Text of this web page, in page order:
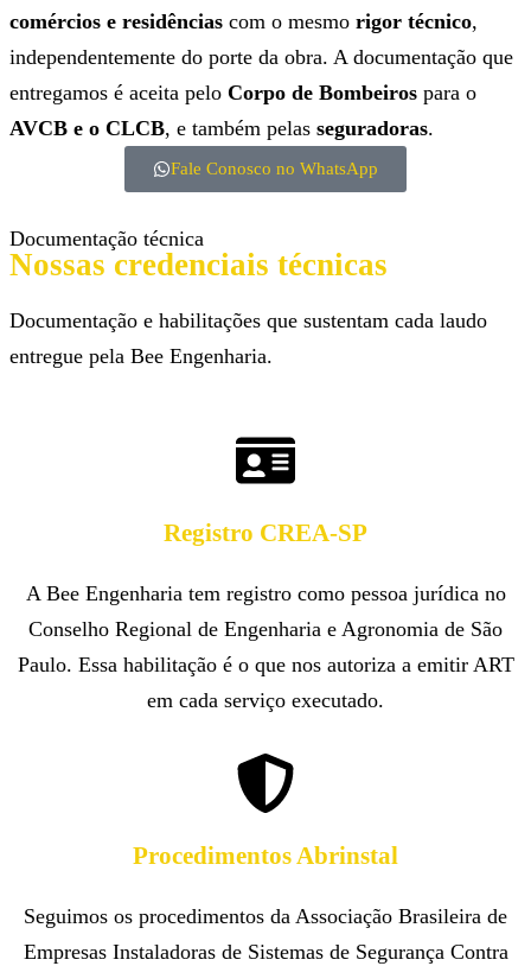
comércios e residências com o mesmo rigor técnico,
independentemente do porte da obra. A documentação que
entregamos é aceita pelo Corpo de Bombeiros para o
AVCB e o CLCB, e também pelas seguradoras.
Fale Conosco no WhatsApp
Documentação técnica
Nossas credenciais técnicas
Documentação e habilitações que sustentam cada laudo
entregue pela Bee Engenharia.
Registro CREA-SP
A Bee Engenharia tem registro como pessoa jurídica no
Conselho Regional de Engenharia e Agronomia de São
Paulo. Essa habilitação é o que nos autoriza a emitir ART
em cada serviço executado.
Procedimentos Abrinstal
Seguimos os procedimentos da Associação Brasileira de
Empresas Instaladoras de Sistemas de Segurança Contra